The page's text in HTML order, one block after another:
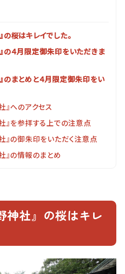
桜はキレイでした。
の４月限定御朱印をいただきま
のまとめと４月限定御朱印をい
』へのアクセス
』を参拝する上での注意点
』の御朱印をいただく注意点
』の情報のまとめ
神社』の桜はキレ